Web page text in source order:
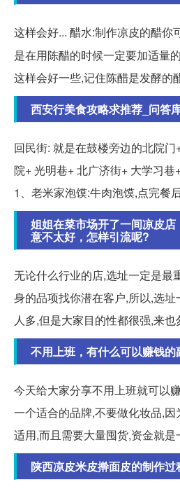
这样会好... 醋水:制作凉皮的醋你
是在用陈醋的时候一定要加适量
这样会好一些,记住陈醋是发酵的
西安行美食攻略求推荐_问答
回民街: 就是在鼓楼旁边的北院
院+ 光明巷+ 北广济街+ 大学习
1、老米家泡馍:牛肉泡馍,点完餐后
姐姐在菜市场开了一间凉皮
意不太好，怎样引流呢?
无论什么行业的店,选址一定是最
身的品项找你潜在客户,所以,选
人多,但是大家目的性都很强,来也
不用上班，有什么可以赚钱的
今天给大家分享不用上班就可以
一个适合的品牌,不要做化妆品,
适用,而且需要大量囤货,资金就是
陕西凉皮米皮擀面皮的制作过